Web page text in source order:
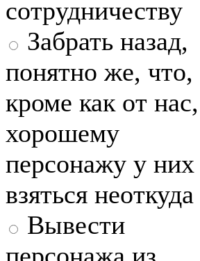
сотрудничеству
Забрать назад,
понятно же, что,
кроме как от нас,
хорошему
персонажу у них
взяться неоткуда
Вывести